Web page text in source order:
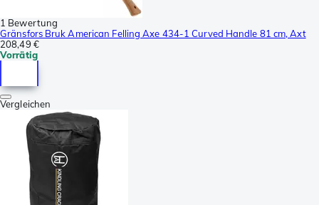
1 Bewertung
Gränsfors Bruk American Felling Axe 434-1 Curved Handle 81 cm, Axt
208,49 €
Vorrätig
Vergleichen